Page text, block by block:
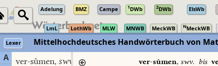
Adelung BMZ Campe 1DWb 2DWb ElsWb
LmL LothWb MLW MNWB MeckWB NMeckWB
Lexer
Mittelhochdeutsches Handwörterbuch von
A
ver-sûmen, swv.
ver-sûmen, swv. bis